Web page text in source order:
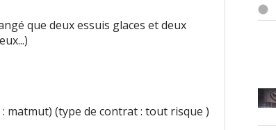
que deux essuis glaces et deux
matmut) (type de contrat : tout risque )